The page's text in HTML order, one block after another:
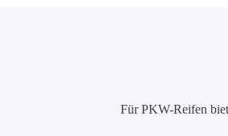
Für PKW-Reifen